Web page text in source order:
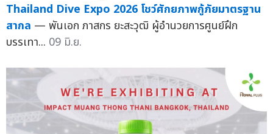
Thailand Dive Expo 2026 โชว์ศักยภาพกู้ภัยมาตรฐาน
สากล — พันเอก ภาสกร ยะสะวุฒิ ผู้อำนวยการศูนย์ฝึก
บรรเทา... 09 มิ.ย.